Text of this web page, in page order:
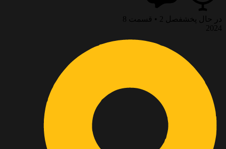
در حال پخش فصل 2 • قسمت 8
2024